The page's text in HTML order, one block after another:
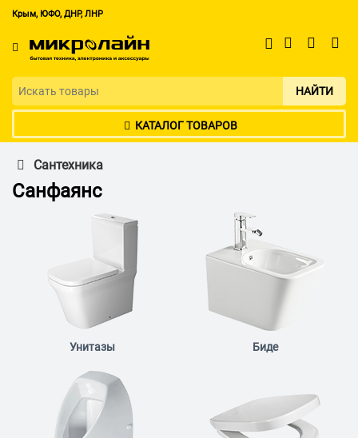
Крым, ЮФО, ДНР, ЛНР
НАЙТИ
КАТАЛОГ ТОВАРОВ
Сантехника
Санфаянс
Унитазы Биде